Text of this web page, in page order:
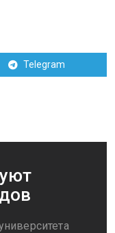
Telegram